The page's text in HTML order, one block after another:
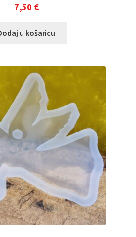
7,50 €
u košaricu